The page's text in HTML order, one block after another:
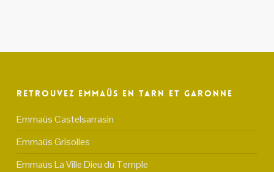
Retrouvez Emmaüs en Tarn et Garonne
Emmaüs Castelsarrasin
Emmaüs Grisolles
Emmaüs La Ville Dieu du Temple